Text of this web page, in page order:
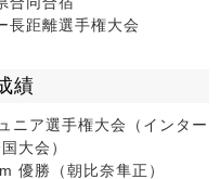
長距離選手権大会
績
ニア選手権大会（インター
大会）
優勝（朝比奈隼正）